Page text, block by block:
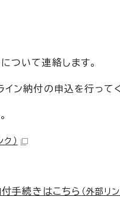
ついて連絡します。
イン納付の申込を行って
ク）
手続きはこちら （外部リン